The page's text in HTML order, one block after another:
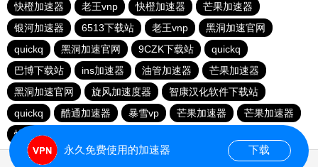
快橙加速器
老王vnp 快橙加速器
芒果加速器
银河加速器
6513下载站 老王vnp
黑洞加速官网
quickq
黑洞加速官网 9CZK下载站
quickq
巴博下载站
ins加速器 油管加速器
芒果加速器
黑洞加速官网
旋风加速度器
智康汉化软件下载站
quickq
酷通加速器 暴雪vp 芒果加速器
芒果加速器
快橙加速器
永久免费使用的加速器 下载